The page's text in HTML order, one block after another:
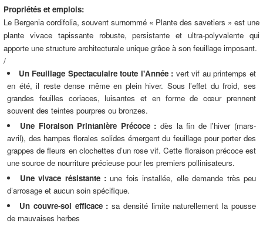
Propriétés et emplois:
Le Bergenia cordifolia, souvent surnommé « Plante des savetiers » est une
plante vivace tapissante robuste, persistante et ultra-polyvalente qui
apporte une structure architecturale unique grâce à son feuillage imposant.
/
Un Feuillage Spectaculaire toute l'Année : vert vif au printemps et
en été, il reste dense même en plein hiver. Sous l’effet du froid, ses
grandes feuilles coriaces, luisantes et en forme de cœur prennent
souvent des teintes pourpres ou bronzes.
Une Floraison Printanière Précoce : dès la fin de l'hiver (mars-
avril), des hampes florales solides émergent du feuillage pour porter des
grappes de fleurs en clochettes d’un rose vif. Cette floraison précoce est
une source de nourriture précieuse pour les premiers pollinisateurs.
Une vivace résistante : une fois installée, elle demande très peu
d’arrosage et aucun soin spécifique.
Un couvre-sol efficace : sa densité limite naturellement la pousse
de mauvaises herbes